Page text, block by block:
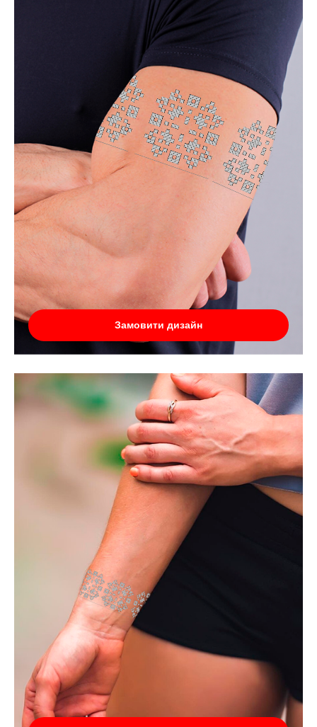
Замовити дизайн